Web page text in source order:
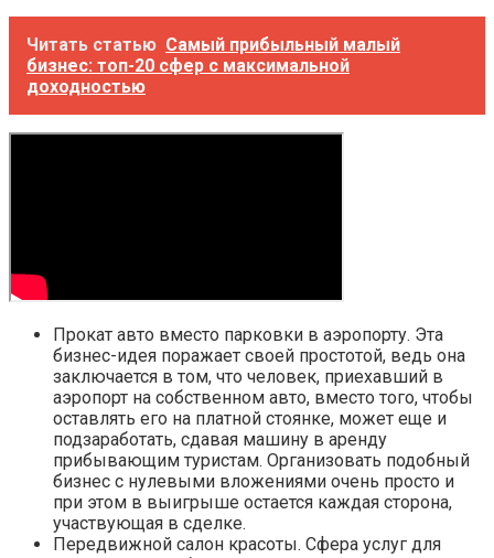
Читать статью Самый прибыльный малый
бизнес: топ-20 сфер с максимальной
доходностью
Прокат авто вместо парковки в аэропорту. Эта
бизнес-идея поражает своей простотой, ведь она
заключается в том, что человек, приехавший в
аэропорт на собственном авто, вместо того, чтобы
оставлять его на платной стоянке, может еще и
подзаработать, сдавая машину в аренду
прибывающим туристам. Организовать подобный
бизнес с нулевыми вложениями очень просто и
при этом в выигрыше остается каждая сторона,
участвующая в сделке.
Передвижной салон красоты. Сфера услуг для